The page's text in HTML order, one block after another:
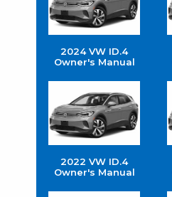
2024 VW ID.4
Owner's Manual
2022 VW ID.4
Owner's Manual